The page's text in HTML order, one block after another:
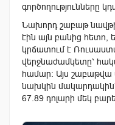
գործողությունները
Նախորդ շաբաթ
էին այն բանից հետո,
կրճատում է
վերջնաժամկետը՝
համար։ Այս շաբաթվա
նախկին մակարդակին՝
67.89 դոլարի մեկ